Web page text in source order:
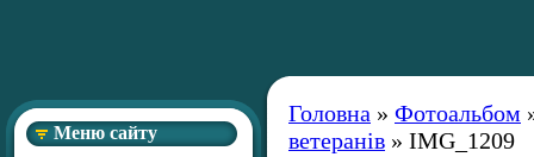
Меню сайту
Головна » Фотоальбом
ветеранів » IMG_1209